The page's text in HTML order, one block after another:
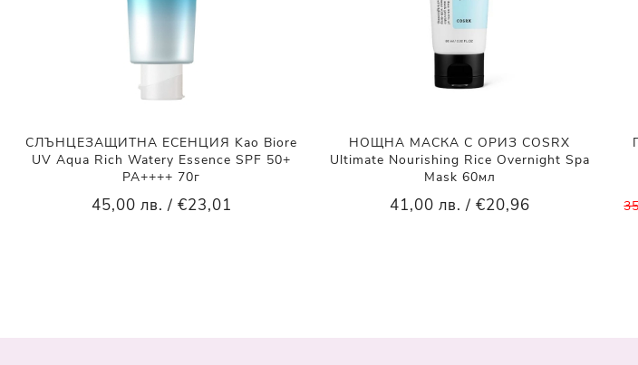
СЛЪНЦЕЗАЩИТНА ЕСЕНЦИЯ Kao Biore
UV Aqua Rich Watery Essence SPF 50+
PA++++ 70г
45,00 лв. / €23,01
НОЩНА МАСКА С ОРИЗ COSRX
Ultimate Nourishing Rice Overnight Spa
Mask 60мл
41,00 лв. / €20,96